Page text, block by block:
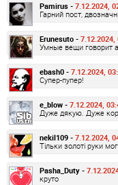
Pamirus - 7.12.2024,
Гарний пост,
Erunesuto - 7.12.2024,
Умные вещи говорит
ebash0 - 7.12.2024,
Супер-пупер!
e_blow - 7.12.2024,
Дуже дякую. Дуже
nekil109 - 7.12.2024,
Тільки золоті руки
Pasha_Duty -
круто